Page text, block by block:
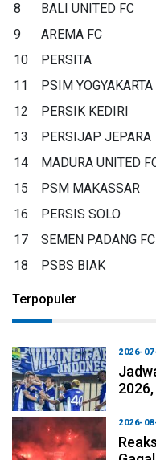
8
BALI UNITED FC
9
AREMA FC
10
PERSITA
11
PSIM YOGYAKARTA
12
PERSIK KEDIRI
13
PERSIJAP JEPARA
14
MADURA UNITED
15
PSM MAKASSAR
16
PERSIS SOLO
17
SEMEN PADANG FC
18
PSBS BIAK
Terpopuler
2026-
2026-